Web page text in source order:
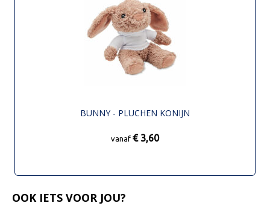
BUNNY - PLUCHEN KONIJN
vanaf € 3,60
OOK IETS VOOR JOU?